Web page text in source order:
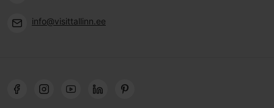
info@visittallinn.ee